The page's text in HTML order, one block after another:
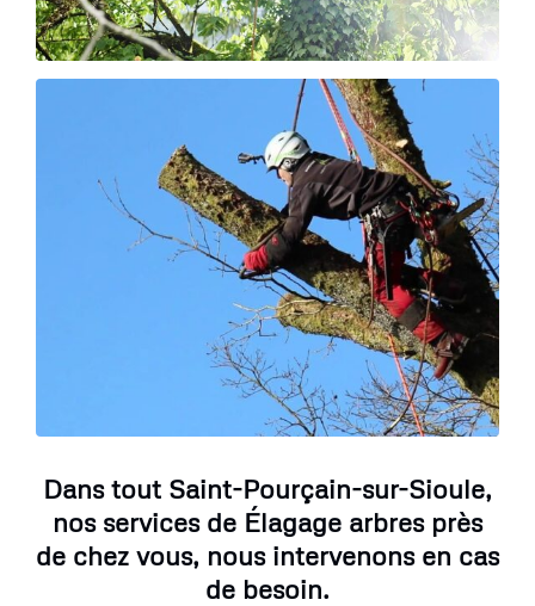
Dans tout Saint-Pourçain-sur-Sioule,
nos services de Élagage arbres près
de chez vous, nous intervenons en cas
de besoin.